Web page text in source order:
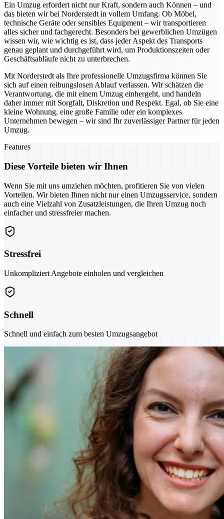
Ein Umzug erfordert nicht nur Kraft, sondern auch Können – und
das bieten wir bei Norderstedt in vollem Umfang. Ob Möbel,
technische Geräte oder sensibles Equipment – wir transportieren
alles sicher und fachgerecht. Besonders bei gewerblichen Umzügen
wissen wir, wie wichtig es ist, dass jeder Aspekt des Transports
genau geplant und durchgeführt wird, um Produktionszeiten oder
Geschäftsabläufe nicht zu unterbrechen.
Mit Norderstedt als Ihre professionelle Umzugsfirma können Sie
sich auf einen reibungslosen Ablauf verlassen. Wir schätzen die
Verantwortung, die mit einem Umzug einhergeht, und handeln
daher immer mit Sorgfalt, Diskretion und Respekt. Egal, ob Sie eine
kleine Wohnung, eine große Familie oder ein komplexes
Unternehmen bewegen – wir sind Ihr zuverlässiger Partner für jeden
Umzug.
Features
Diese Vorteile bieten wir Ihnen
Wenn Sie mit uns umziehen möchten, profitieren Sie von vielen
Vorteilen. Wir bieten Ihnen nicht nur einen Umzugsservice, sondern
auch eine Vielzahl von Zusatzleistungen, die Ihren Umzug noch
einfacher und stressfreier machen.
Stressfrei
Unkompliziert Angebote einholen und vergleichen
Schnell
Schnell und einfach zum besten Umzugsangebot